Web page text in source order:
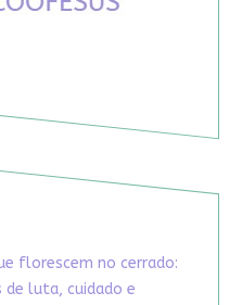
florescem no cerrado:
luta, cuidado e